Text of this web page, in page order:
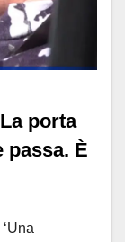
porta
passa. È